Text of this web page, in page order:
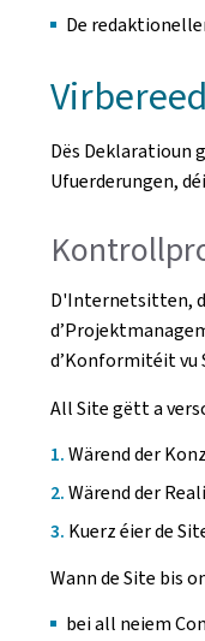
De
Dës Deklaratioun
Ufuerderungen,
D'Internetsitten,
d’Konformitéit vu
All Site gëtt a
Wärend der
Wärend der
Kuerz éier de
Wann de Site bis
bei all neiem